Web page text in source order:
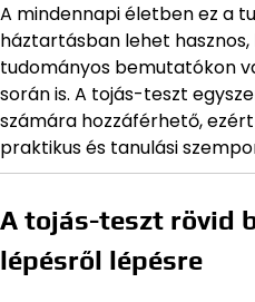
A mindennapi életben ez a
háztartásban lehet
tudományos bemutatókon
során is. A tojás-teszt
számára hozzáférhető,
praktikus és tanulási
A tojás-teszt rövid
lépésről lépésre